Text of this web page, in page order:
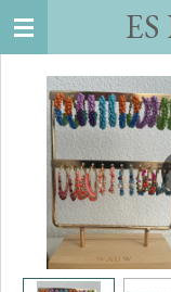
Ga
hoofdinhoud
ES